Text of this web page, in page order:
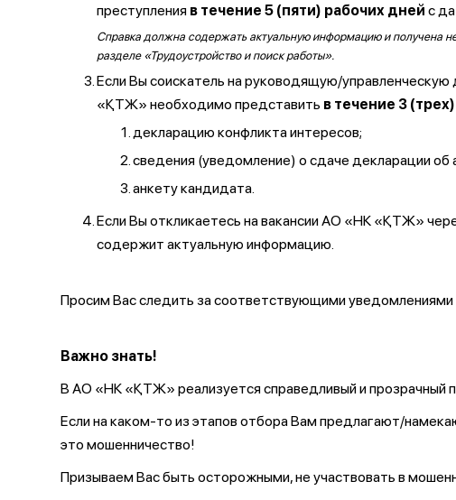
преступления в течение 5 (пяти) рабочих дней с
Справка должна содержать актуальную информацию и получена
разделе «Трудоустройство и поиск работы».
Если Вы соискатель на руководящую/
«ҚТЖ» необходимо представить в течение 3
декларацию конфликта интересов;
сведения (уведомление) о сдаче декларации об
анкету кандидата.
Если Вы откликаетесь на вакансии АО «НК «ҚТЖ»
содержит актуальную информацию.
Просим Вас следить за соответствующими уведомлениями
Важно знать!
В АО «НК «ҚТЖ» реализуется справедливый и прозрачный
Если на каком-то из этапов отбора Вам предлагают/
это мошенничество!
Призываем Вас быть осторожными, не участвовать в